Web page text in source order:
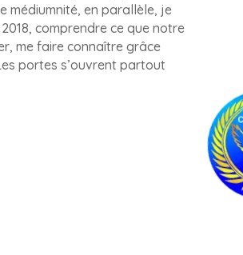
médiumnité, en parallèle, je
comprendre ce que notre
me faire connaître grâce
portes s’ouvrent partout